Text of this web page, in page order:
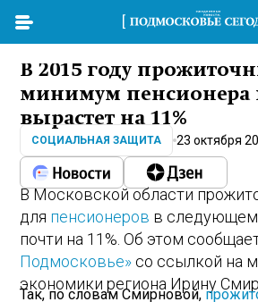
В 2015 году
минимум пенсионера
вырастет на 11%
СОЦИАЛЬНАЯ ЗАЩИТА 23 октября
В Московской области
для пенсионеров в следующем
почти на 11%. Об этом
Подмосковье» со ссылкой на
экономики региона Ирину
Так, по словам Смирновой,